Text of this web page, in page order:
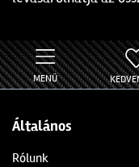
MENÜ
Általános
Rólunk